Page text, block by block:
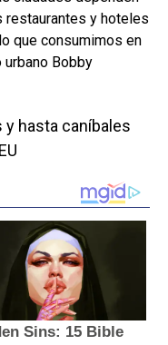
restaurantes y hoteles
que consumimos en
Bobby